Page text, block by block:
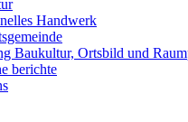
Handwerk
Baukultur, Ortsbild und
berichte